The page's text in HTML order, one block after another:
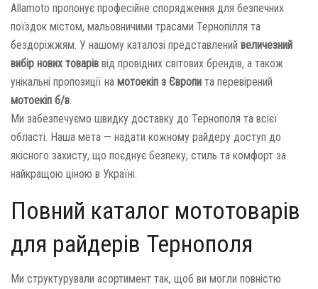
Allamoto пропонує професійне спорядження для безпечних
поїздок містом, мальовничими трасами Тернопілля та
бездоріжжям. У нашому каталозі представлений величезний
вибір нових товарів від провідних світових брендів, а також
унікальні пропозиції на мотоекіп з Європи та перевірений
мотоекіп б/в.
Ми забезпечуємо швидку доставку до Тернополя та всієї
області. Наша мета — надати кожному райдеру доступ до
якісного захисту, що поєднує безпеку, стиль та комфорт за
найкращою ціною в Україні.
Повний каталог мототоварів
для райдерів Тернополя
Ми структурували асортимент так, щоб ви могли повністю